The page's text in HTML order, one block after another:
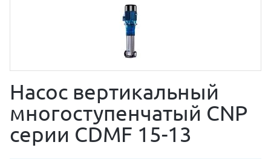
Насос вертикальный
многоступенчатый CNP
серии CDMF 15-13